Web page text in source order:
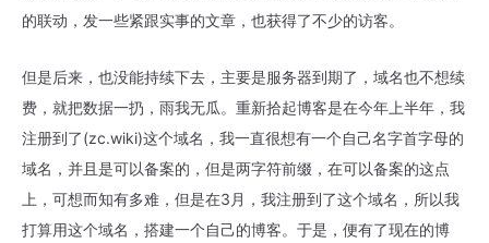
的联动，发一些紧跟实事的文章，也获得了不少的访客。
但是后来，也没能持续下去，主要是服务器到期了，域名也不想续
费，就把数据一扔，雨我无瓜。重新拾起博客是在今年上半年，我
注册到了(zc.wiki)这个域名，我一直很想有一个自己名字首字母的
域名，并且是可以备案的，但是两字符前缀，在可以备案的这点
上，可想而知有多难，但是在3月，我注册到了这个域名，所以我
打算用这个域名，搭建一个自己的博客。于是，便有了现在的博